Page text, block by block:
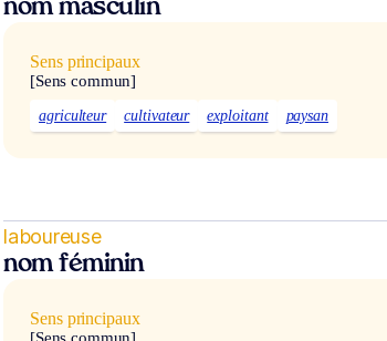
nom masculin
Sens principaux
[Sens commun]
agriculteur cultivateur exploitant paysan
laboureuse
nom féminin
Sens principaux